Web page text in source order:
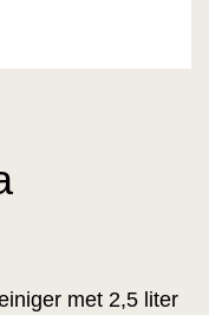
met 2,5 liter